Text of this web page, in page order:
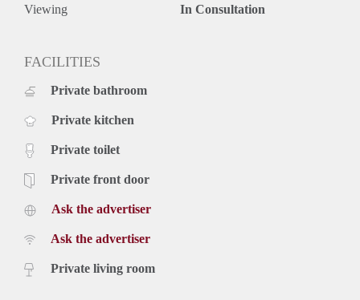
Viewing In Consultation
FACILITIES
Private bathroom
Private kitchen
Private toilet
Private front door
Ask the advertiser
Ask the advertiser
Private living room